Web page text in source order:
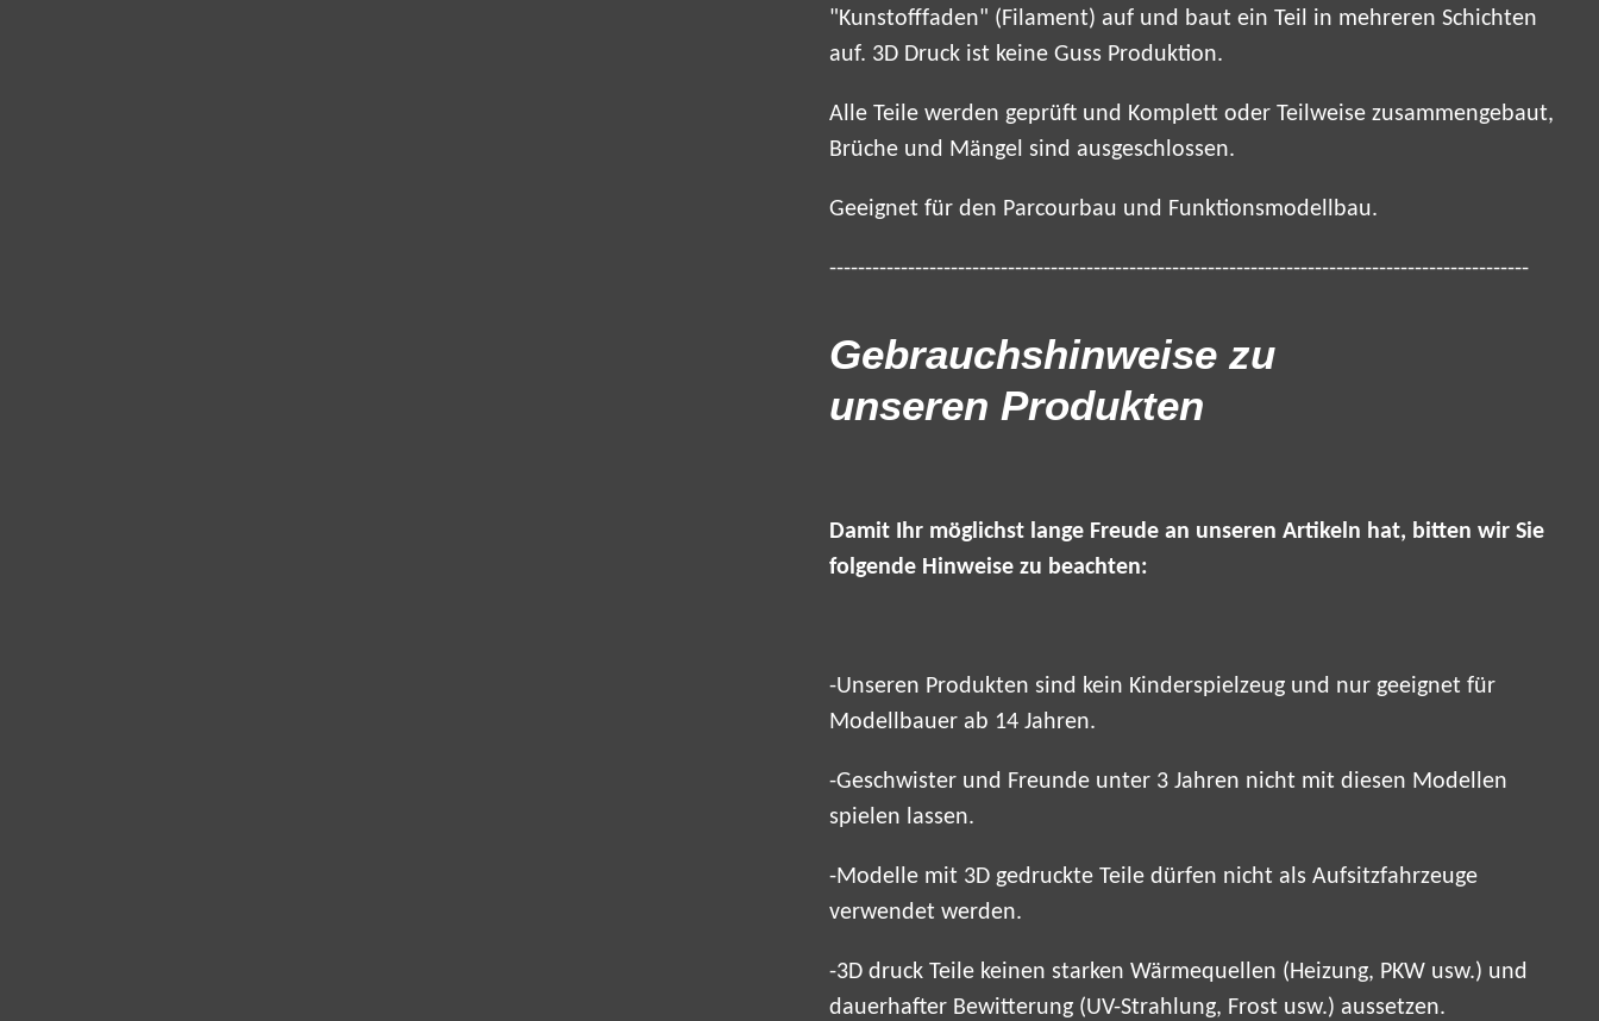
"Kunstofffaden" (Filament) auf und baut ein Teil in mehreren Schichten
auf. 3D Druck ist keine Guss Produktion.
Alle Teile werden geprüft und Komplett oder Teilweise zusammengebaut,
Brüche und Mängel sind ausgeschlossen.
Geeignet für den Parcourbau und Funktionsmodellbau.
--------------------------------------------------------------------------------------------------
Gebrauchshinweise zu
unseren Produkten
Damit Ihr möglichst lange Freude an unseren Artikeln hat, bitten wir Sie
folgende Hinweise zu beachten:
-Unseren Produkten sind kein Kinderspielzeug und nur geeignet für
Modellbauer ab 14 Jahren.
-Geschwister und Freunde unter 3 Jahren nicht mit diesen Modellen
spielen lassen.
-Modelle mit 3D gedruckte Teile dürfen nicht als Aufsitzfahrzeuge
verwendet werden.
-3D druck Teile keinen starken Wärmequellen (Heizung, PKW usw.) und
dauerhafter Bewitterung (UV-Strahlung, Frost usw.) aussetzen.